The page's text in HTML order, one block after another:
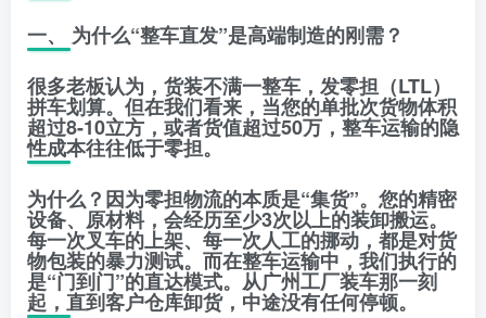
一、 为什么“整车直发”是高端制造的刚需？
很多老板认为，货装不满一整车，发零担（LTL）
拼车划算。但在我们看来，当您的单批次货物体积
超过8-10立方，或者货值超过50万，整车运输的隐
性成本往往低于零担。
为什么？因为零担物流的本质是“集货”。您的精密
设备、原材料，会经历至少3次以上的装卸搬运。
每一次叉车的上架、每一次人工的挪动，都是对货
物包装的暴力测试。而在整车运输中，我们执行的
是“门到门”的直达模式。从广州工厂装车那一刻
起，直到客户仓库卸货，中途没有任何停顿。